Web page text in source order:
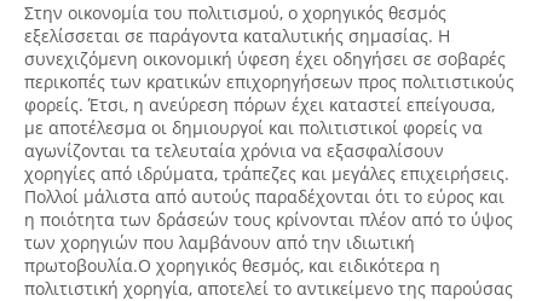
Στην οικονομία του πολιτισμού, ο χορηγικός θεσμός
εξελίσσεται σε παράγοντα καταλυτικής σημασίας. Η
συνεχιζόμενη οικονομική ύφεση έχει οδηγήσει σε σοβαρές
περικοπές των κρατικών επιχορηγήσεων προς πολιτιστικούς
φορείς. Έτσι, η ανεύρεση πόρων έχει καταστεί επείγουσα,
με αποτέλεσμα οι δημιουργοί και πολιτιστικοί φορείς να
αγωνίζονται τα τελευταία χρόνια να εξασφαλίσουν
χορηγίες από ιδρύματα, τράπεζες και μεγάλες επιχειρήσεις.
Πολλοί μάλιστα από αυτούς παραδέχονται ότι το εύρος και
η ποιότητα των δράσεών τους κρίνονται πλέον από το ύψος
των χορηγιών που λαμβάνουν από την ιδιωτική
πρωτοβουλία.Ο χορηγικός θεσμός, και ειδικότερα η
πολιτιστική χορηγία, αποτελεί το αντικείμενο της παρούσας